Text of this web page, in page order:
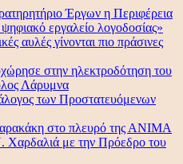
Έργων η Περιφέρεια
εργαλείο λογοδοσίας»
αυλές γίνονται πιο πράσινες
στην ηλεκτροδότηση του
Λάρυμνα
των Προστατευόμενων
στο πλευρό της ΑΝΙΜΑ
Χαρδαλιά με την Πρόεδρο του